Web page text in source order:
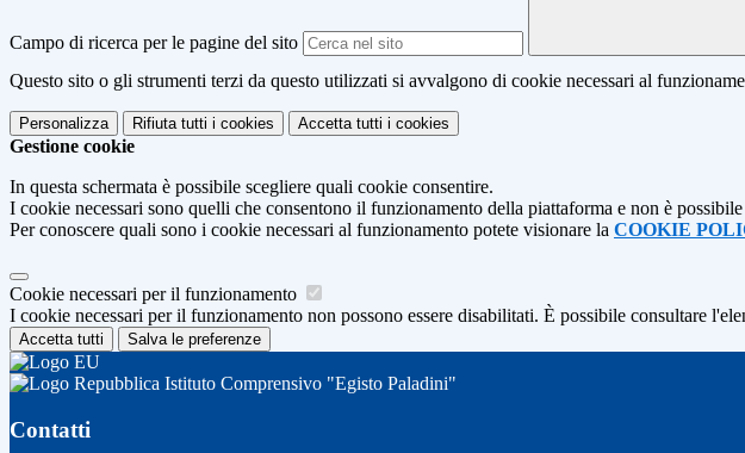
Campo di ricerca per le pagine del sito
Questo sito o gli strumenti terzi da questo utilizzati si avvalgono di cookie necessari al
Personalizza Rifiuta tutti i cookies Accetta tutti i cookies
Gestione cookie
In questa schermata è possibile scegliere quali cookie consentire.
I cookie necessari sono quelli che consentono il funzionamento della piattaforma e non è
Per conoscere quali sono i cookie necessari al funzionamento potete visionare la COOKIE
Cookie necessari per il funzionamento
I cookie necessari per il funzionamento non possono essere disabilitati. È possibile consultare
Accetta tutti Salva le preferenze
Istituto Comprensivo "Egisto Paladini"
Contatti